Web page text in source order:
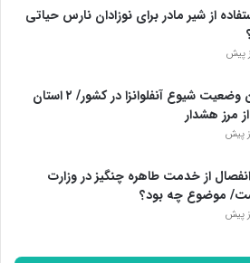
از شیر مادر برای نوزادان نارس حیاتی
آخرین وضعیت شیوع آنفلوانزا در کشور/ ۲ استان
از مرز هشدار
از خدمت طاهره چنگیز در وزارت
موضوع چه بود؟